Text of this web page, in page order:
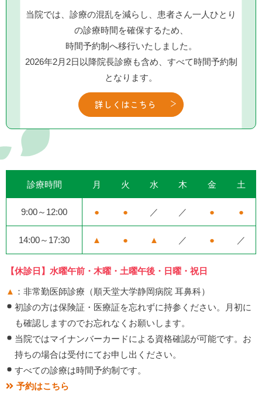
当院では、診療の混乱を減らし、患者さん一人ひとり
の診療時間を確保するため、
時間予約制へ移行いたしました。
2026年2月2日以降院長診療も含め、すべて時間予約制
となります。
詳しくはこちら
診療時間 月 火 水 木 金 土
9:00～12:00 ● ● ／ ／ ● ●
14:00～17:30 ▲ ● ▲ ／ ● ／
【休診日】水曜午前・木曜・土曜午後・日曜・祝日
▲ ：非常勤医師診療（順天堂大学静岡病院 耳鼻科）
初診の方は保険証・医療証を忘れずに持参ください。月初に
も確認しますのでお忘れなくお願いします。
当院ではマイナンバーカードによる資格確認が可能です。お
持ちの場合は受付にてお申し出ください。
すべての診療は時間予約制です。
予約はこちら